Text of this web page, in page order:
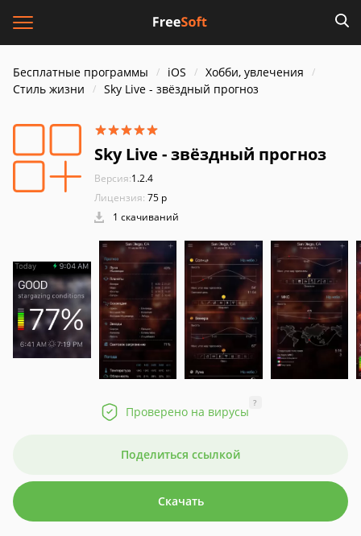
Бесплатные программы iOS
Хобби, увлечения
Стиль жизни
Sky Live - звёздный прогноз
Sky Live - звёздный прогноз
Версия:1.2.4
Лицензия: 75 р
1 скачиваний
Проверено на вирусы
?
Поделиться ссылкой
Скачать